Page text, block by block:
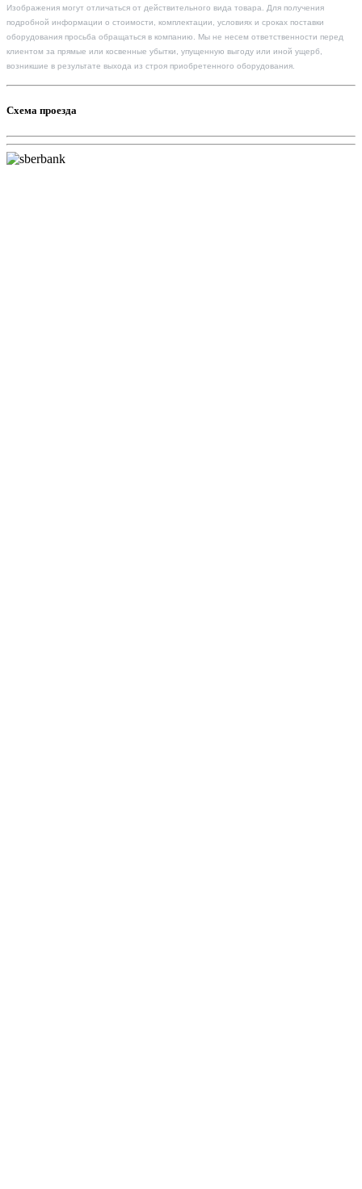
Изображения могут отличаться от действительного вида товара. Для получения
подробной информации о стоимости, комплектации, условиях и сроках поставки
оборудования просьба обращаться в компанию. Мы не несем ответственности перед
клиентом за прямые или косвенные убытки, упущенную выгоду или иной ущерб,
возникшие в результате выхода из строя приобретенного оборудования.
Схема проезда